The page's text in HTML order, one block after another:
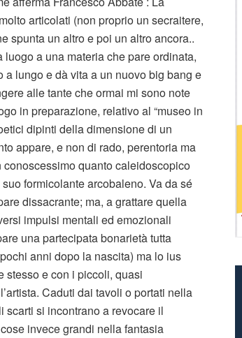
articolati (non proprio un secraitere,
spunta un altro e poi un altro ancora..
a una materia che pare ordinata,
a lungo e dà vita a un nuovo big bang e
alle tante che ormai mi sono note
in preparazione, relativo al “museo in
dipinti della dimensione di un
appare, e non di rado, perentoria ma
quanto caleidoscopico
formicolante arcobaleno. Va da sé
dissacrante; ma, a grattare quella
impulsi mentali ed emozionali
una partecipata bonarietà tutta
anni dopo la nascita) ma lo ius
stesso e con i piccoli, quasi
Caduti dai tavoli o portati nella
scarti si incontrano a revocare il
invece grandi nella fantasia